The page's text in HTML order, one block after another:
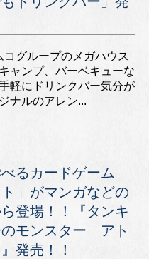
コグループのメガハウス
ャンプ、バーベキューな
軽にドリンクバー気分が
ナルのアレン...
るカードゲーム
」がマンガなどの
登場！！『タンキ
モンスター アト
発売！！